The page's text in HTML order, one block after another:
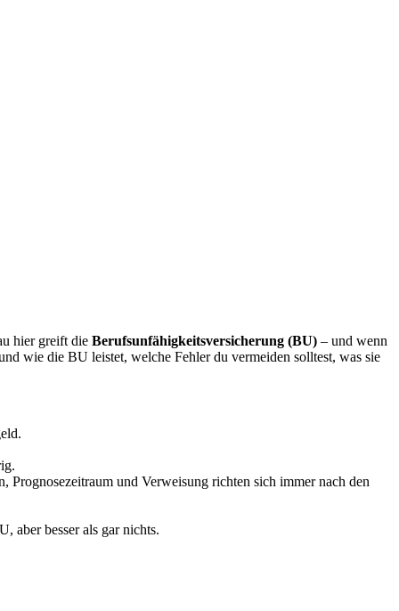
hier greift die Berufsunfähigkeitsversicherung (BU) – und wenn
wie die BU leistet, welche Fehler du vermeiden solltest, was sie
und Verweisung richten sich immer nach den
aber besser als gar nichts.